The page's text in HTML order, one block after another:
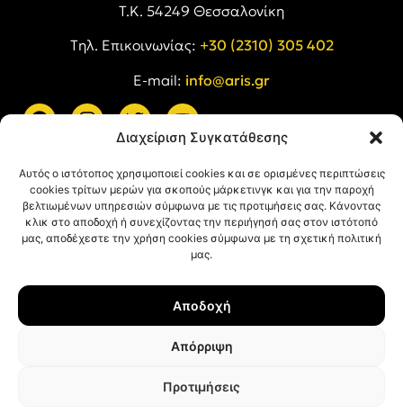
Διαχείριση Συγκατάθεσης
Αυτός ο ιστότοπος χρησιμοποιεί cookies και σε ορισμένες περιπτώσεις
cookies τρίτων μερών για σκοπούς μάρκετινγκ και για την παροχή
βελτιωμένων υπηρεσιών σύμφωνα με τις προτιμήσεις σας. Κάνοντας
κλικ στο αποδοχή ή συνεχίζοντας την περιήγησή σας στον ιστότοπό
μας, αποδέχεστε την χρήση cookies σύμφωνα με τη σχετική πολιτική
μας.
Αποδοχή
Απόρριψη
Προτιμήσεις
Τ.Κ. 54249 Θεσσαλονίκη
Tηλ. Επικοινωνίας: +30 (2310) 305 402
E-mail: info@aris.gr
Όροι Χρήσης
Πολιτική Cookies
© ΑΡΗΣ Α.Σ. All rights reserved.